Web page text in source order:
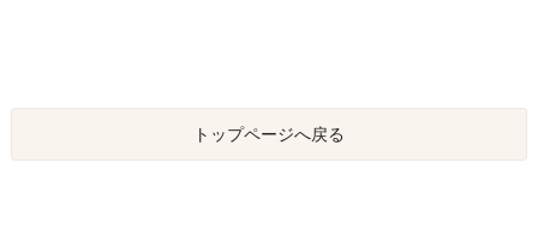
トップページへ戻る